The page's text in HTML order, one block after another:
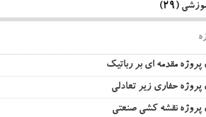
(29)
پروژه مقدمه ای بر رباتیک
پروژه حفاری زیر تعادلی
پروژه نقشه کشی صنعتی